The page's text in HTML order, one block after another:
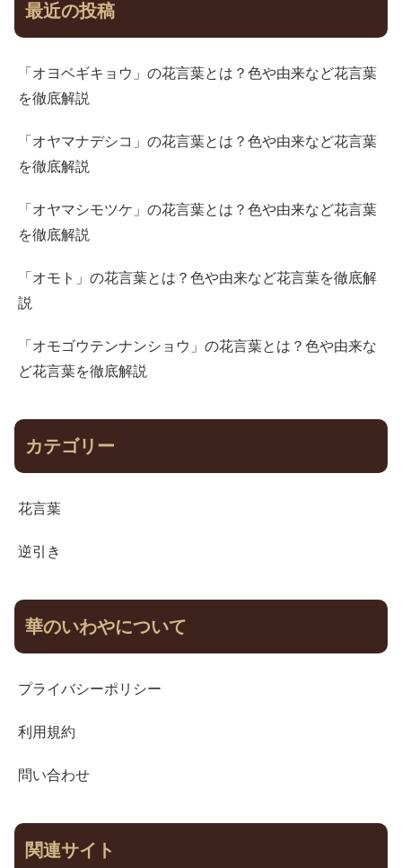
最近の投稿
「オヨベギキョウ」の花言葉とは？色や由来など花言葉
を徹底解説
「オヤマナデシコ」の花言葉とは？色や由来など花言葉
を徹底解説
「オヤマシモツケ」の花言葉とは？色や由来など花言葉
を徹底解説
「オモト」の花言葉とは？色や由来など花言葉を徹底解
説
「オモゴウテンナンショウ」の花言葉とは？色や由来な
ど花言葉を徹底解説
カテゴリー
花言葉
逆引き
華のいわやについて
プライバシーポリシー
利用規約
問い合わせ
関連サイト